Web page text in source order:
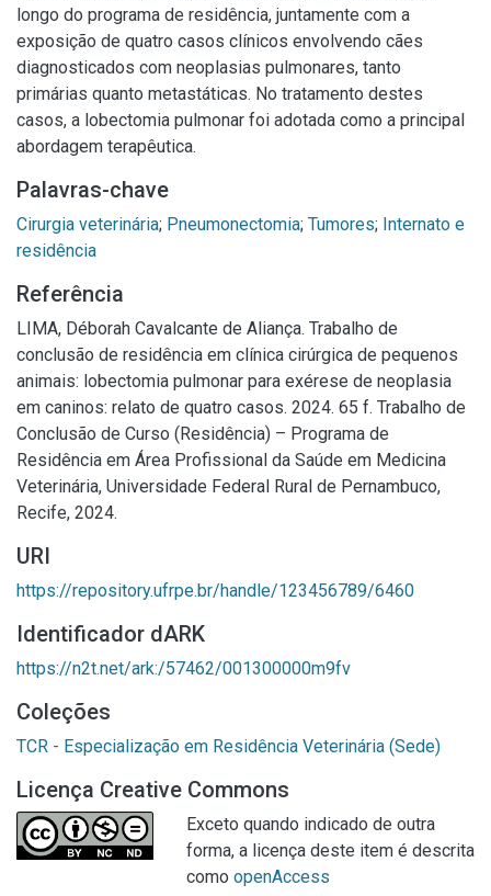
longo do programa de residência, juntamente com a
exposição de quatro casos clínicos envolvendo cães
diagnosticados com neoplasias pulmonares, tanto
primárias quanto metastáticas. No tratamento destes
casos, a lobectomia pulmonar foi adotada como a principal
abordagem terapêutica.
Palavras-chave
Cirurgia veterinária; Pneumonectomia; Tumores; Internato e
residência
Referência
LIMA, Déborah Cavalcante de Aliança. Trabalho de
conclusão de residência em clínica cirúrgica de pequenos
animais: lobectomia pulmonar para exérese de neoplasia
em caninos: relato de quatro casos. 2024. 65 f. Trabalho de
Conclusão de Curso (Residência) – Programa de
Residência em Área Profissional da Saúde em Medicina
Veterinária, Universidade Federal Rural de Pernambuco,
Recife, 2024.
URI
https://repository.ufrpe.br/handle/123456789/6460
Identificador dARK
https://n2t.net/ark:/57462/001300000m9fv
Coleções
TCR - Especialização em Residência Veterinária (Sede)
Licença Creative Commons
Exceto quando indicado de outra
forma, a licença deste item é descrita
como openAccess